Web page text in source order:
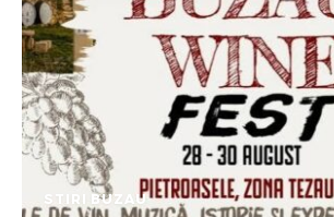
STIRI BUZAU